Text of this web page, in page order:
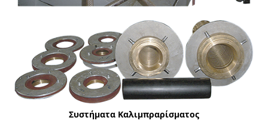
Συστήματα Καλιμπραρίσματος